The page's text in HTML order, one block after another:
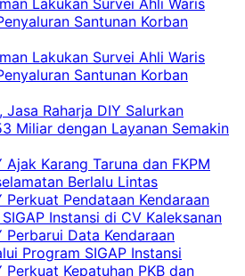
Santunan Korban
Lakukan Survei Ahli Waris
Santunan Korban
Jasa Raharja DIY Salurkan
Miliar dengan Layanan Semakin
Ajak Karang Taruna dan FKPM
Berlalu Lintas
Perkuat Pendataan Kendaraan
Instansi di CV Kaleksanan
Perbarui Data Kendaraan
Program SIGAP Instansi
Perkuat Kepatuhan PKB dan